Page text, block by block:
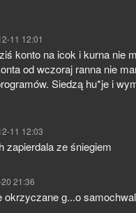
11 12:01
konto na icok i kurna nie
od wczoraj ranna nie
Siedzą hu*je i
11 12:03
zapierdala ze śniegiem
21:36
okrzyczane g...o